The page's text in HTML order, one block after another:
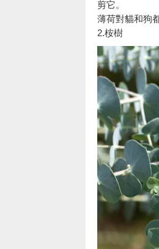
剪它。
薄荷對貓和狗
2.桉樹